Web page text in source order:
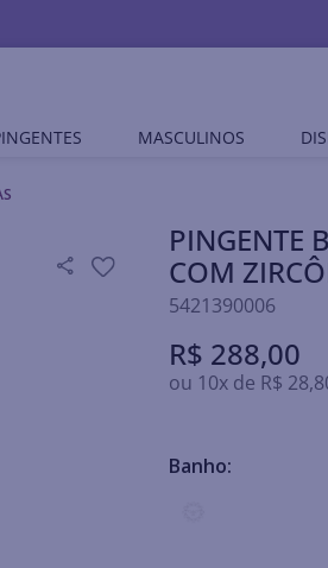
MASCULINOS
PINGENTE
COM
5421390006
R$ 288,00
ou 10x de R$ 28,
Banho: